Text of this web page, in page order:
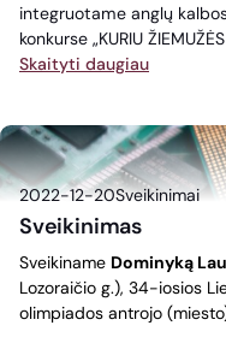
integruotame anglų
konkurse „KURIU
Skaityti daugiau
2022-12-20Sveikinimai
Sveikinimas
Sveikiname Dominyką
Lozoraičio g.), 34-iosios
olimpiados antrojo